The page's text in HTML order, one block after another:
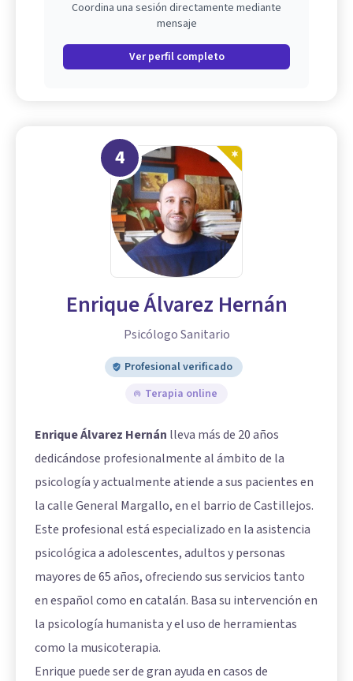
Coordina una sesión directamente mediante
mensaje
Ver perfil completo
4
Enrique Álvarez Hernán
Psicólogo Sanitario
Profesional verificado
Terapia online
Enrique Álvarez Hernán lleva más de 20 años
dedicándose profesionalmente al ámbito de la
psicología y actualmente atiende a sus pacientes en
la calle General Margallo, en el barrio de Castillejos.
Este profesional está especializado en la asistencia
psicológica a adolescentes, adultos y personas
mayores de 65 años, ofreciendo sus servicios tanto
en español como en catalán. Basa su intervención en
la psicología humanista y el uso de herramientas
como la musicoterapia.
Enrique puede ser de gran ayuda en casos de